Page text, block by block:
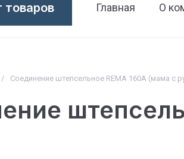
товаров Главная О
/ Соединение штепсельное REMA 160А (мама с